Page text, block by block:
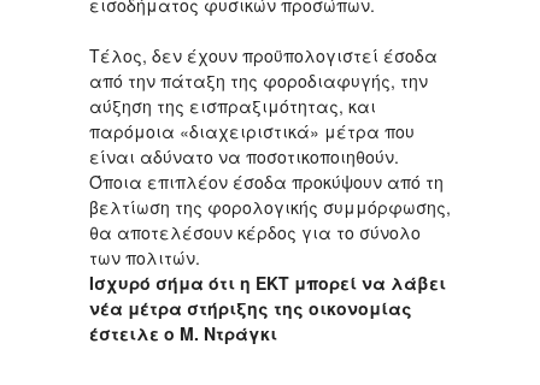
Τέλος, δεν έχουν προϋπολογιστεί έσοδα
από την πάταξη της φοροδιαφυγής, την
αύξηση της εισπραξιμότητας, και
παρόμοια «διαχειριστικά» μέτρα που
είναι αδύνατο να ποσοτικοποιηθούν.
Όποια επιπλέον έσοδα προκύψουν από τη
βελτίωση της φορολογικής συμμόρφωσης,
θα αποτελέσουν κέρδος για το σύνολο
των πολιτών.
Ισχυρό σήμα ότι η ΕΚΤ μπορεί να λάβει
νέα μέτρα στήριξης της οικονομίας
έστειλε ο Μ. Ντράγκι